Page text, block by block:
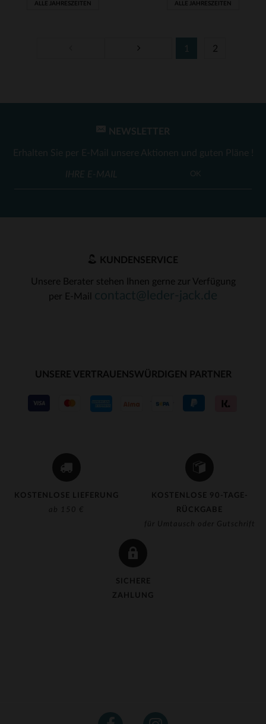
ALLE JAHRESZEITEN ALLE JAHRESZEITEN
2
KOSTENLOSE LIEFERUNG
ab 150 €
KOSTENLOSE 90-TAGE-
RÜCKGABE
für Umtausch oder Gutschrift
SICHERE
ZAHLUNG
NEWSLETTER
Erhalten Sie per E-Mail unsere Aktionen und guten Pläne !
OK
KUNDENSERVICE
Unsere Berater stehen Ihnen gerne zur Verfügung
per E-Mail
UNSERE VERTRAUENSWÜRDIGEN PARTNER